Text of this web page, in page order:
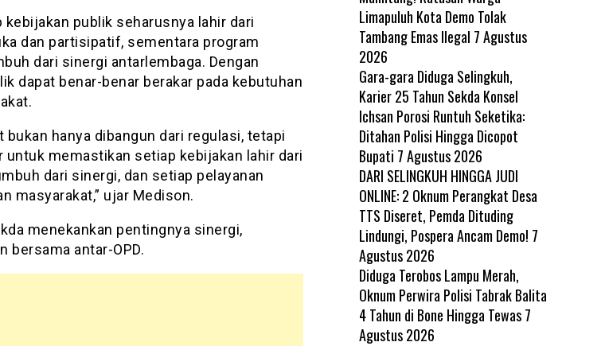
publik seharusnya lahir dari
dan partisipatif, sementara program
dari sinergi antarlembaga. Dengan
dapat benar-benar berakar pada kebutuhan
bukan hanya dibangun dari regulasi, tetapi
untuk memastikan setiap kebijakan lahir dari
dari sinergi, dan setiap pelayanan
masyarakat,” ujar Medison.
menekankan pentingnya sinergi,
bersama antar-OPD.
Limapuluh Kota Demo Tolak
Tambang Emas Ilegal 7 Agustus
2026
Gara-gara Diduga Selingkuh,
Karier 25 Tahun Sekda Konsel
Ichsan Porosi Runtuh Seketika:
Ditahan Polisi Hingga Dicopot
Bupati 7 Agustus 2026
DARI SELINGKUH HINGGA JUDI
ONLINE: 2 Oknum Perangkat Desa
TTS Diseret, Pemda Dituding
Lindungi, Pospera Ancam Demo! 7
Agustus 2026
Diduga Terobos Lampu Merah,
Oknum Perwira Polisi Tabrak Balita
4 Tahun di Bone Hingga Tewas 7
Agustus 2026